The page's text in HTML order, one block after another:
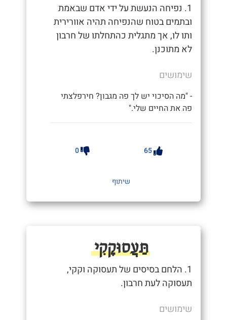
1. נפיחה הנעשת על ידי אדם שבאמת
ובתמים בטוח שהנפיחה תהיה אוורירית
ותו לו, אך מתגלית כהתחלתו של חרבון
לא מתוכנן.
שימושים
- "מה הסיכוי יש לך פה מגבון? חירפלצתי
פה את החיים שלי."
65
0
שיתוף
תַּעֲסוּקָקִי
1. הלחם בסיסים של תעסוקה וקקי,
תעסוקה לעת חרבון.
שימושים